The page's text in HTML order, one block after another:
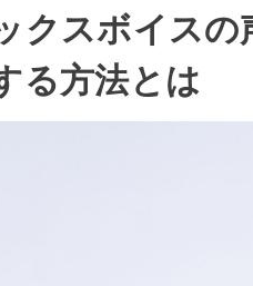
クスボイス
る方法とは